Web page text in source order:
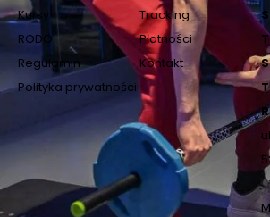
Kursy
RODO
Regulamin
Polityka prywatności
Tracking
Płatności
Kontakt